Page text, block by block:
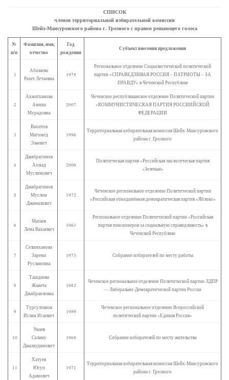
СПИСОК
членов территориальной избирательной комиссии
Шейх-Мансуровского района г. Грозного с правом решающего голоса
№
п/п
Фамилия, имя,
отчество
Год
рождения
Субъект внесения предложения
1
Абалаева
Разет Лечаевна
1978
Региональное отделение Социалистической политической
партии «СПРАВЕДЛИВАЯ РОССИЯ – ПАТРИОТЫ – ЗА
ПРАВДУ» в Чеченской Республике
2
Ахматханова
Амина
Мурадовна
2007
Чеченское республиканское отделение Политической партии
«КОММУНИСТИЧЕСКАЯ ПАРТИЯ РОССИИЙСКОЙ
ФЕДЕРАЦИИ
3
Вахитов
Магомед
Элаевич
1996
Территориальная избирательная комиссия Шейх-Мансуровского
района г. Грозного
4
Джабрагимов
Ахмад
Муслимович
2006
Политическая партия «Российская экологическая партия
«Зеленые»
5
Джабрагимов
Муслим
Джамалович
1972
Чеченское региональное отделение Политической партии
«Российская объединённая демократическая партия «Яблоко»
6
Матаев
Лема Вахаевич
1963
Региональное отделение Политической партии «Российская
партия пенсионеров за социальную справедливость» в
Чеченской Республике
7
Селимханова
Зарема
Руслановна
1973 Собрание избирателей по месту работы
8
Ташдиева
Жанета
Джабраиловна
1982
Чеченское региональное отделение Политической партии ЛДПР
— Либерально-Демократической партии России
9
Турсултанов
Ислам Исаевич
1989
Чеченское региональное отделение Всероссийской
политической партии «Единая Россия»
10
Умаев
Саламу
Джалаудинович
1968 Собрание избирателей по месту жительства
11
Хатуев
Юсуп
Адамович
1971
Территориальная избирательная комиссия Шейх-Мансуровского
района г. Грозного